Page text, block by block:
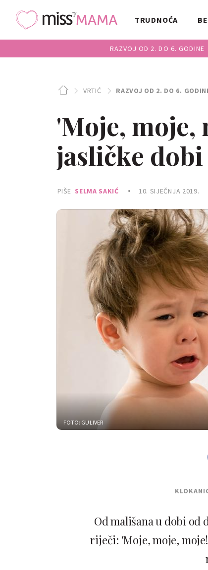
TRUDNOĆA
RAZVOJ OD 2. DO 6. GODINE
VRTIĆ RAZVOJ OD 2. DO 6.
'Moje, moje,
jasličke
PIŠE SELMA SAKIĆ 10. SIJEČNJA 2019.
FOTO: GULIVER
Od mališana u dobi od
riječi: 'Moje, moje,